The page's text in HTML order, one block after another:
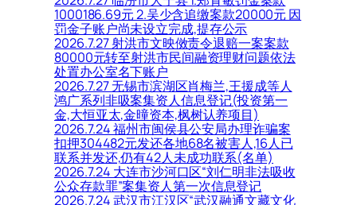
1000186.69元 2.吴少含追缴案款20000元 因
罚金子账户尚未设立完成,提存公示
2026.7.27 射洪市文映傚责令退赔一案案款
80000元转至射洪市民间融资理财问题依法
处置办公室名下账户
2026.7.27 无锡市滨湖区肖梅兰,王援成等人
鸿广系列非吸案集资人信息登记(投资第一
金,大恒亚太,金曈资本,枫树认养项目)
2026.7.24 福州市闽侯县公安局办理诈骗案
扣押304482元发还各地68名被害人,16人已
联系并发还,仍有42人未成功联系(名单)
2026.7.24 大连市沙河口区“刘仁明非法吸收
公众存款罪”案集资人第一次信息登记
2026.7.24 武汉市江汉区“武汉融通文藏文化